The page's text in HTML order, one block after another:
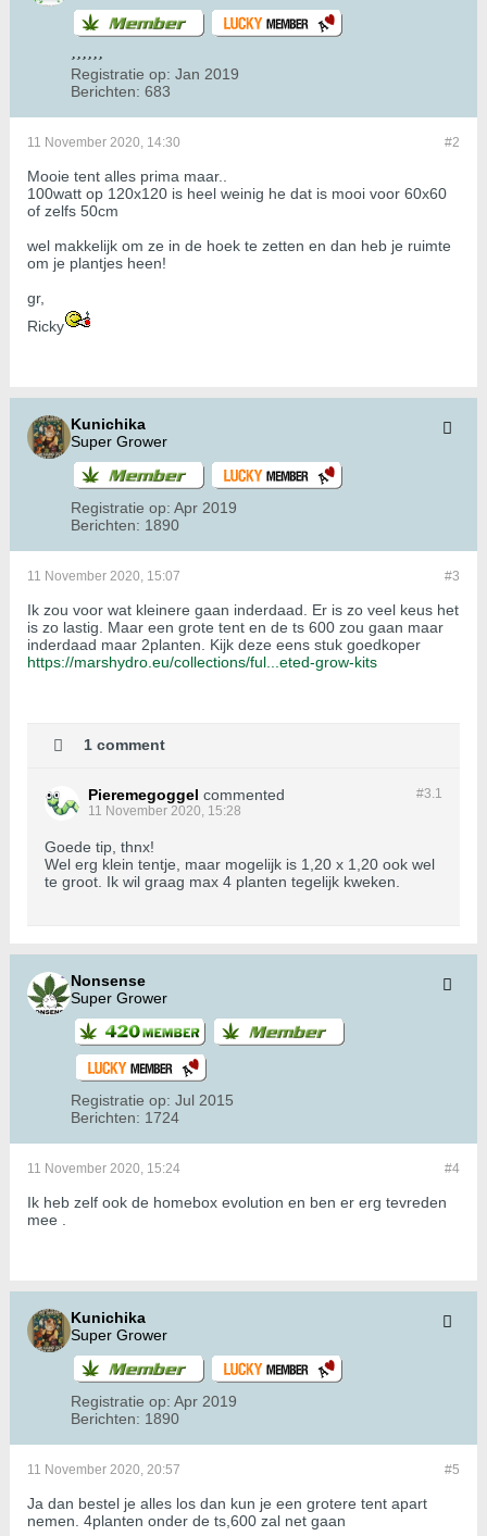
Registratie op: Jan 2019
Berichten: 683
#2
11 November 2020, 14:30
Mooie tent alles prima maar..
100watt op 120x120 is heel weinig he dat is mooi voor 60x60
of zelfs 50cm
wel makkelijk om ze in de hoek te zetten en dan heb je ruimte
om je plantjes heen!
gr,
Ricky
Kunichika
Super Grower
Registratie op: Apr 2019
Berichten: 1890
#3
11 November 2020, 15:07
Ik zou voor wat kleinere gaan inderdaad. Er is zo veel keus het
is zo lastig. Maar een grote tent en de ts 600 zou gaan maar
inderdaad maar 2planten. Kijk deze eens stuk goedkoper
https://marshydro.eu/collections/ful...eted-grow-kits
1 comment
#3.1
Pieremegoggel commented
11 November 2020, 15:28
Goede tip, thnx!
Wel erg klein tentje, maar mogelijk is 1,20 x 1,20 ook wel
te groot. Ik wil graag max 4 planten tegelijk kweken.
Nonsense
Super Grower
Registratie op: Jul 2015
Berichten: 1724
#4
11 November 2020, 15:24
Ik heb zelf ook de homebox evolution en ben er erg tevreden
mee .
Kunichika
Super Grower
Registratie op: Apr 2019
Berichten: 1890
#5
11 November 2020, 20:57
Ja dan bestel je alles los dan kun je een grotere tent apart
nemen. 4planten onder de ts,600 zal net gaan